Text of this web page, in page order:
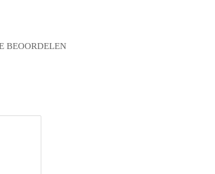
BEOORDELEN